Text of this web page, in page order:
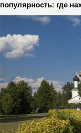
популярность: где